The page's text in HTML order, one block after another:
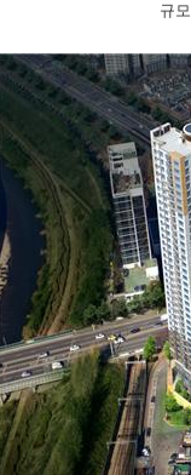
규모